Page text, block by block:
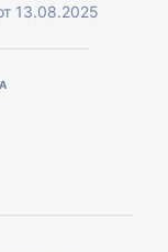
13.08.2025